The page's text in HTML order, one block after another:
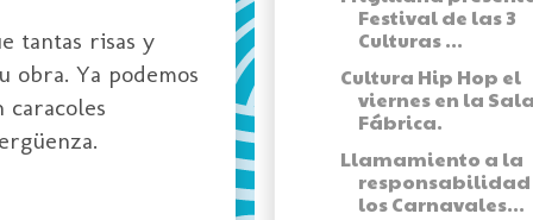
tantas risas y
obra. Ya podemos
Festival de las 3
Culturas ...
Cultura Hip Hop el
viernes en la
Fábrica.
Llamamiento a la
responsabilidad
los Carnavales...